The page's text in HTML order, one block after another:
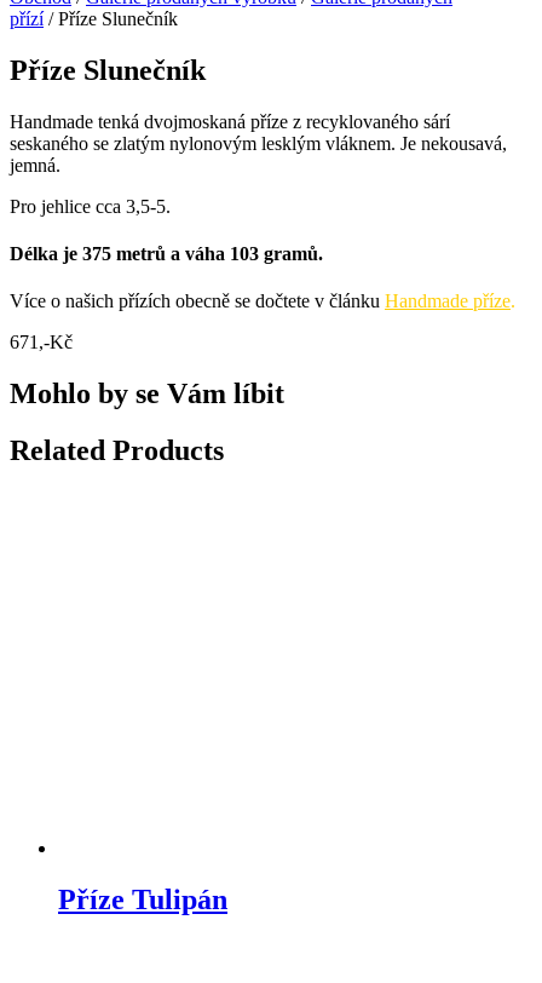
přízí/ Příze Slunečník
Příze Slunečník
Handmade tenká dvojmoskaná příze z recyklovaného sárí
seskaného se zlatým nylonovým lesklým vláknem. Je nekousavá,
jemná.
Pro jehlice cca 3,5-5.
Délka je 375 metrů a váha 103 gramů.
Více o našich přízích obecně se dočtete v článku Handmade příze.
671,-Kč
Mohlo by se Vám líbit
Related Products
Příze Tulipán